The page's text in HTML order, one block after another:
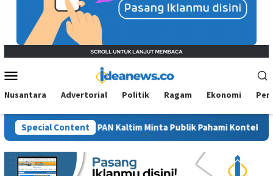
Menu
Nusantara Advertorial Politik Ragam Ekonomi
Special Content
BM PAN Kaltim Minta Publik Pahami Konteks Pidato Secara